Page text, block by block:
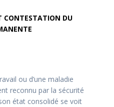
CONTESTATION DU
ou d’une maladie
reconnu par la sécurité
état consolidé se voit